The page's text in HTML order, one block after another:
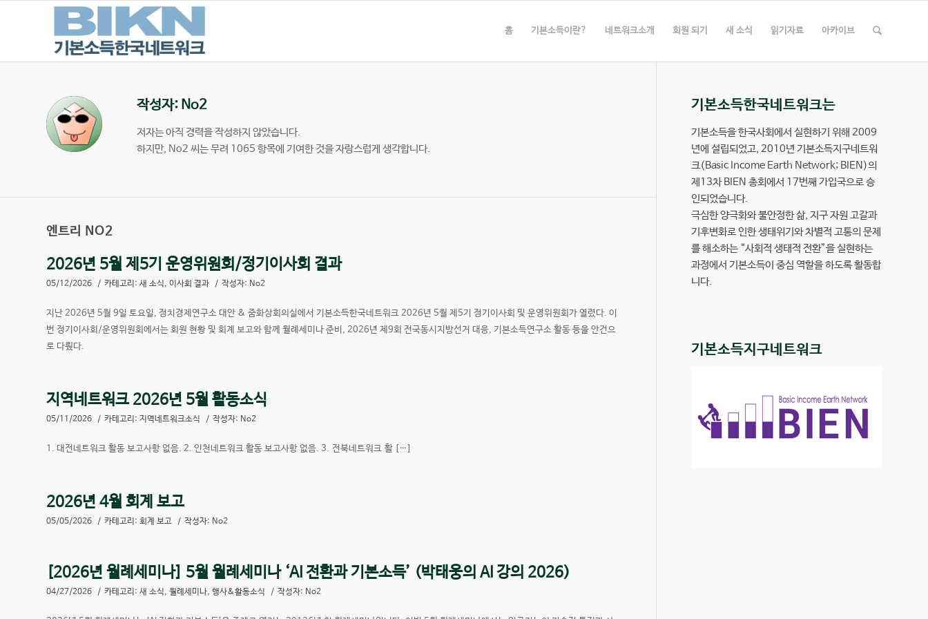
홈 기본소득이란? 네트워크소개 회원 되기 새 소식 읽기자료 아카이브
작성자: No2
저자는 아직 경력을 작성하지 않았습니다.
하지만, No2 씨는 무려 1065 항목에 기여한 것을 자랑스럽게 생각합니다.
엔트리 NO2
2026년 5월 제5기 운영위원회/정기이사회 결과
05/12/2026 / 카테고리: 새 소식, 이사회 결과 / 작성자: No2
지난 2026년 5월 9일 토요일, 정치경제연구소 대안 & 줌화상회의실에서 기본소득한국네트워크 2026년 5월 제5기 정기이사회 및 운영위원회가 열렸다. 이
번 정기이사회/운영위원회에서는 회원 현황 및 회계 보고와 함께 월례세미나 준비, 2026년 제9회 전국동시지방선거 대응, 기본소득연구소 활동 등을 안건으
로 다뤘다.
지역네트워크 2026년 5월 활동소식
05/11/2026 / 카테고리: 지역네트워크소식 / 작성자: No2
1. 대전네트워크 활동 보고사항 없음. 2. 인천네트워크 활동 보고사항 없음. 3. 전북네트워크 활 […]
2026년 4월 회계 보고
05/05/2026 / 카테고리: 회계 보고 / 작성자: No2
[2026년 월례세미나] 5월 월례세미나 ‘AI 전환과 기본소득’ (박태웅의 AI 강의 2026)
04/27/2026 / 카테고리: 새 소식, 월례세미나, 행사&활동소식 / 작성자: No2
기본소득한국네트워크는
기본소득을 한국사회에서 실현하기 위해 2009
년에 설립되었고, 2010년 기본소득지구네트워
크(Basic Income Earth Network; BIEN)의
제13차 BIEN 총회에서 17번째 가입국으로 승
인되었습니다.
극심한 양극화와 불안정한 삶, 지구 자원 고갈과
기후변화로 인한 생태위기와 차별적 고통의 문제
를 해소하는 “사회적 생태적 전환”을 실현하는
과정에서 기본소득이 중심 역할을 하도록 활동합
니다.
기본소득지구네트워크